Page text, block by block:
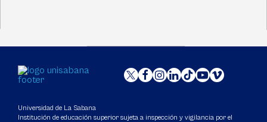
Universidad de La Sabana
Institución de educación superior sujeta a inspección y vigilancia por el